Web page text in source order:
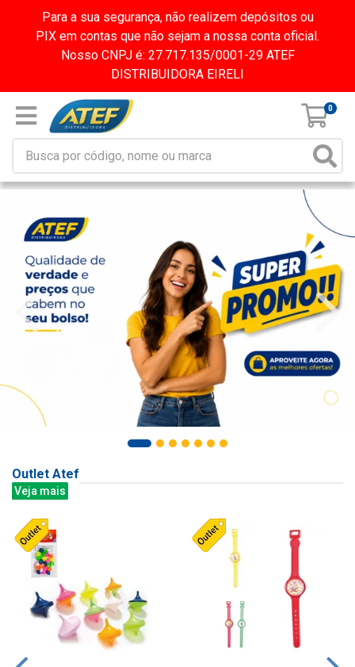
Para a sua segurança, não realizem depósitos ou
PIX em contas que não sejam a nossa conta oficial.
Nosso CNPJ é: 27.717.135/0001-29 ATEF
DISTRIBUIDORA EIRELI
0
Outlet Atef
Veja mais